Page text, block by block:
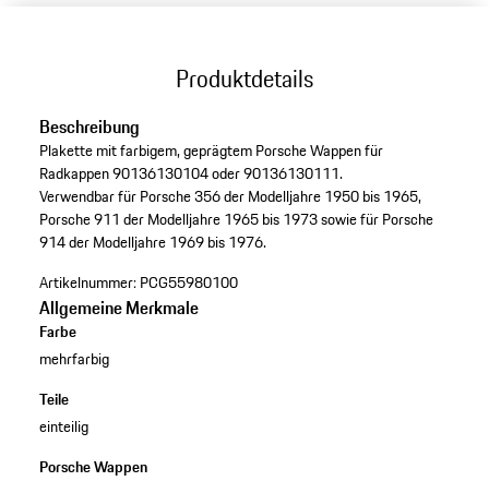
Produktdetails
Beschreibung
Plakette mit farbigem, geprägtem Porsche Wappen für
Radkappen 90136130104 oder 90136130111.
Verwendbar für Porsche 356 der Modelljahre 1950 bis 1965,
Porsche 911 der Modelljahre 1965 bis 1973 sowie für Porsche
914 der Modelljahre 1969 bis 1976.
Artikelnummer: PCG55980100
Allgemeine Merkmale
Farbe
mehrfarbig
Teile
einteilig
Porsche Wappen